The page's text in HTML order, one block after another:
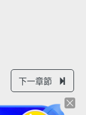
下一章節